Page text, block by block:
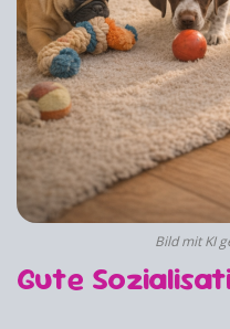
Bild mit KI
Gute